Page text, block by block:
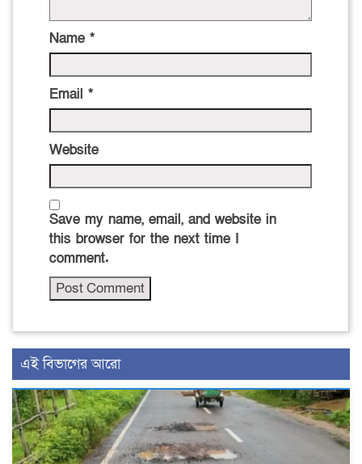
Name *
Email *
Website
Save my name, email, and website in
this browser for the next time I
comment.
এই বিভাগের আরো